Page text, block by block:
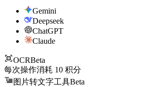
Gemini
Deepseek
ChatGPT
Claude
OCRBeta
每次操作消耗 10 积分
图片转文字工具Beta